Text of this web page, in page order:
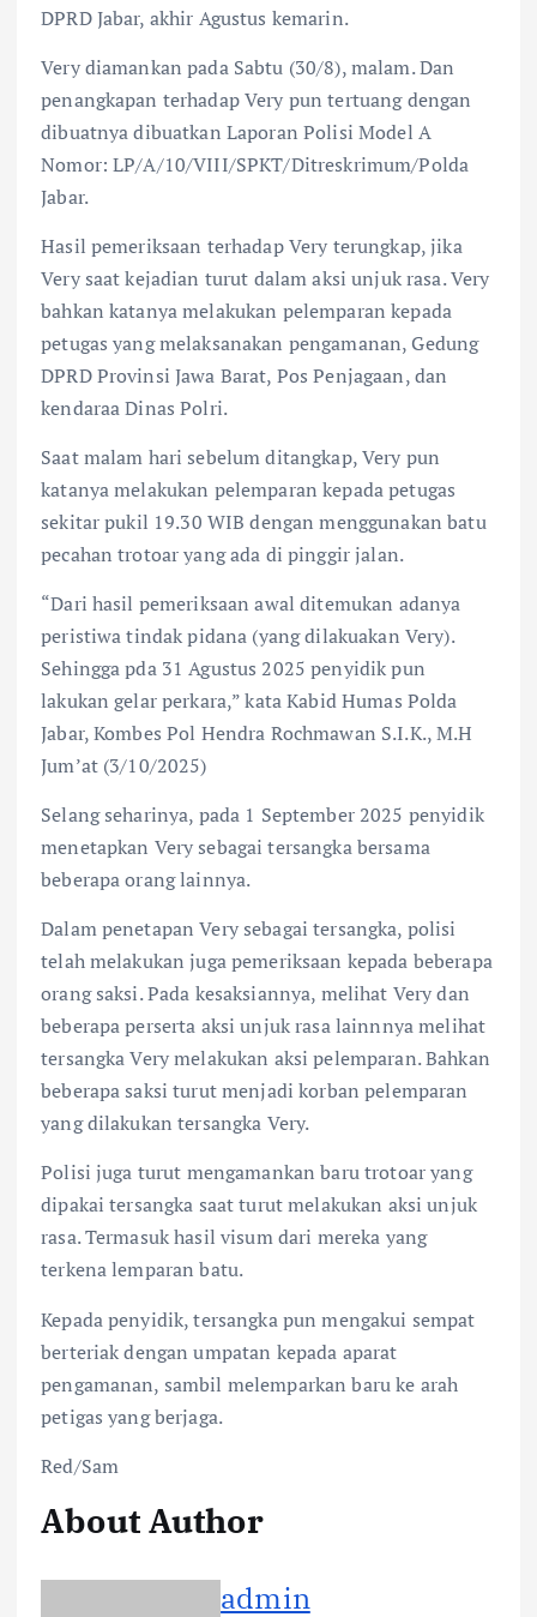
DPRD Jabar, akhir Agustus kemarin.
Very diamankan pada Sabtu (30/8), malam. Dan
penangkapan terhadap Very pun tertuang dengan
dibuatnya dibuatkan Laporan Polisi Model A
Nomor: LP/A/10/VIII/SPKT/Ditreskrimum/Polda
Jabar.
Hasil pemeriksaan terhadap Very terungkap, jika
Very saat kejadian turut dalam aksi unjuk rasa. Very
bahkan katanya melakukan pelemparan kepada
petugas yang melaksanakan pengamanan, Gedung
DPRD Provinsi Jawa Barat, Pos Penjagaan, dan
kendaraa Dinas Polri.
Saat malam hari sebelum ditangkap, Very pun
katanya melakukan pelemparan kepada petugas
sekitar pukil 19.30 WIB dengan menggunakan batu
pecahan trotoar yang ada di pinggir jalan.
“Dari hasil pemeriksaan awal ditemukan adanya
peristiwa tindak pidana (yang dilakuakan Very).
Sehingga pda 31 Agustus 2025 penyidik pun
lakukan gelar perkara,” kata Kabid Humas Polda
Jabar, Kombes Pol Hendra Rochmawan S.I.K., M.H
Jum’at (3/10/2025)
Selang seharinya, pada 1 September 2025 penyidik
menetapkan Very sebagai tersangka bersama
beberapa orang lainnya.
Dalam penetapan Very sebagai tersangka, polisi
telah melakukan juga pemeriksaan kepada beberapa
orang saksi. Pada kesaksiannya, melihat Very dan
beberapa perserta aksi unjuk rasa lainnnya melihat
tersangka Very melakukan aksi pelemparan. Bahkan
beberapa saksi turut menjadi korban pelemparan
yang dilakukan tersangka Very.
Polisi juga turut mengamankan baru trotoar yang
dipakai tersangka saat turut melakukan aksi unjuk
rasa. Termasuk hasil visum dari mereka yang
terkena lemparan batu.
Kepada penyidik, tersangka pun mengakui sempat
berteriak dengan umpatan kepada aparat
pengamanan, sambil melemparkan baru ke arah
petigas yang berjaga.
Red/Sam
About Author
admin